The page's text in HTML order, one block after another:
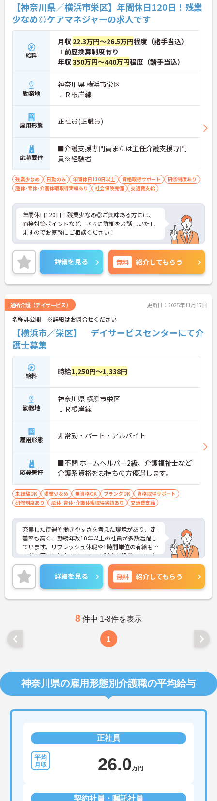
【神奈川県／横浜市栄区】年間休日120日！残業
少なめ◎ケアマネジャーの求人です
給料
月収 22.3万円～26.5万円程度（諸手当込）
＋前歴換算制度有り
年収350万円～440万円程度（諸手当込）
勤務地
神奈川県 横浜市栄区
ＪＲ根岸線
雇用形態 正社員(正職員)
応募要件
■介護支援専門員または主任介護支援専門
員※経験者
残業少なめ 日勤のみ 年間休日110日以上 資格取得サポート
研修制度あり
産休･育休･介護休暇取得実績あり
社会保険完備 交通費支給
年間休日120日！残業少なめ◎ご興味ある方には、
面接対策ポイントなど、さらに詳細をお話しいたし
ますのでお気軽にご相談ください！
詳細を見る 無料 紹介してもらう
通所介護（デイサービス） 更新日：2025年11月17日
名称非公開 ※詳細はお問合せください
【横浜市／栄区】 デイサービスセンターにて介
護士募集
給料 時給1,250円～1,338円
勤務地
神奈川県 横浜市栄区
ＪＲ根岸線
雇用形態 非常勤・パート・アルバイト
応募要件
■不問 ホームヘルパー2級、介護福祉士など
介護系資格をお持ちの方優遇します。
未経験OK 残業少なめ 無資格OK ブランクOK
資格取得サポート
研修制度あり
産休･育休･介護休暇取得実績あり 交通費支給
充実した待遇や働きやすさを考えた環境があり、定
着率も高く、勤続年数10年以上の社員が多数活躍し
ています。リフレッシュ休暇や1時間単位の有給も職
員がお互いに協力しあってこの制度を活用していま
す。働きやすい環境を皆で作ろうという文化がここ
にはあります。詳細を見る 無料 紹介してもらう
8 件中 1-8件を表示
1
神奈川県の雇用形態別介護職の平均給与
正社員
26.0万円
契約社員・嘱託社員